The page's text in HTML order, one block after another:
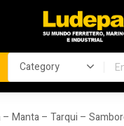
Manta – Tarqui –